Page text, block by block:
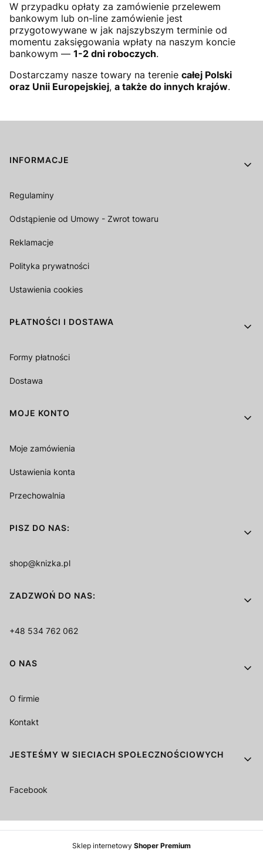
W przypadku opłaty za zamówienie przelewem
bankowym lub on-line zamówienie jest
przygotowywane w jak najszybszym terminie od
momentu zaksięgowania wpłaty na naszym koncie
bankowym — 1-2 dni roboczych.
Dostarczamy nasze towary na terenie całej Polski
oraz Unii Europejskiej, a także do innych krajów.
Linki w stopce
INFORMACJE
Regulaminy
Odstąpienie od Umowy - Zwrot towaru
Reklamacje
Polityka prywatności
Ustawienia cookies
PŁATNOŚCI I DOSTAWA
Formy płatności
Dostawa
MOJE KONTO
Moje zamówienia
Ustawienia konta
Przechowalnia
PISZ DO NAS:
shop@knizka.pl
ZADZWOŃ DO NAS:
+48 534 762 062
O NAS
O firmie
Kontakt
JESTEŚMY W SIECIACH SPOŁECZNOŚCIOWYCH
Facebook
Sklep internetowy Shoper Premium